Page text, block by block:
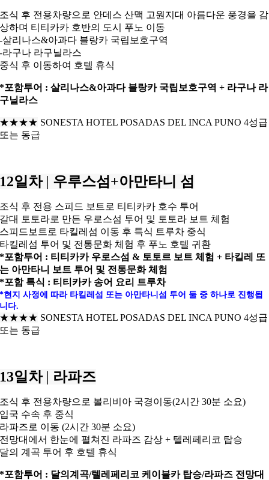
조식 후 전용차량으로 안데스 산맥 고원지대 아름다운 풍경을 감
상하며 티티카카 호반의 도시 푸노 이동
-살리나스&아과다 블랑카 국립보호구역
-라구나 라구닐라스
중식 후 이동하여 호텔 휴식
*포함투어 : 살리나스&아과다 블랑카 국립보호구역 + 라구나 라
구닐라스
★★★★ SONESTA HOTEL POSADAS DEL INCA PUNO 4성급
또는 동급
12일차 | 우루스섬+아만타니 섬
조식 후 전용 스피드 보트로 티티카카 호수 투어
갈대 토토라로 만든 우로스섬 투어 및 토토라 보트 체험
스피드보트로 타킬레섬 이동 후 특식 트루차 중식
타킬레섬 투어 및 전통문화 체험 후 푸노 호텔 귀환
*포함투어 : 티티카카 우로스섬 & 토토르 보트 체험 + 타킬레 또
는 아만타니 보트 투어 및 전통문화 체험
*포함 특식 : 티티카카 송어 요리 트루차
*현지 사정에 따라 타킬레섬 또는 아만타니섬 투어 둘 중 하나로 진행됩
니다.
★★★★ SONESTA HOTEL POSADAS DEL INCA PUNO 4성급
또는 동급
13일차 | 라파즈
조식 후 전용차량으로 볼리비아 국경이동(2시간 30분 소요)
입국 수속 후 중식
라파즈로 이동 (2시간 30분 소요)
전망대에서 한눈에 펼쳐진 라파즈 감상 + 텔레페리코 탑승
달의 계곡 투어 후 호텔 휴식
*포함투어 : 달의계곡/텔레페리코 케이블카 탑승/라파즈 전망대